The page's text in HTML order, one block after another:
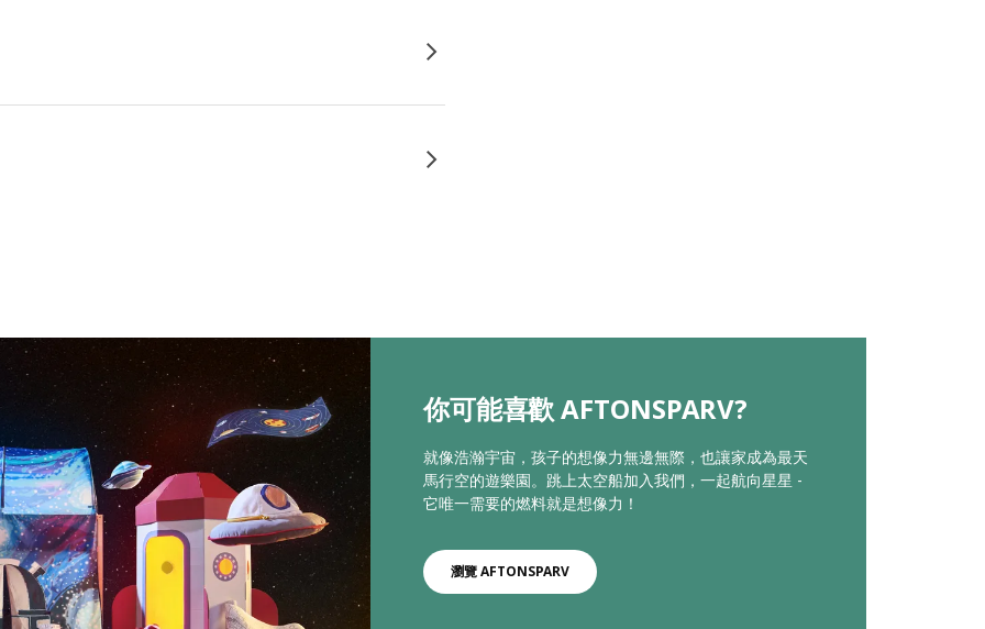
你可能喜歡 AFTONSPARV?
就像浩瀚宇宙，孩子的想像力無邊無際，也讓家成為最天
馬行空的遊樂園。跳上太空船加入我們，一起航向星星 -
它唯一需要的燃料就是想像力！
瀏覽 AFTONSPARV